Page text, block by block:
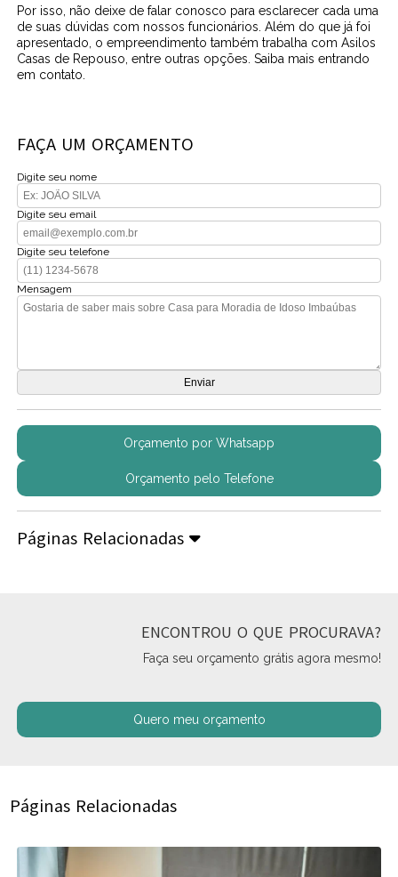
Por isso, não deixe de falar conosco para esclarecer cada uma
de suas dúvidas com nossos funcionários. Além do que já foi
apresentado, o empreendimento também trabalha com Asilos
Casas de Repouso, entre outras opções. Saiba mais entrando
em contato.
FAÇA UM ORÇAMENTO
Digite seu nome
Digite seu email
Digite seu telefone
Mensagem
Orçamento por Whatsapp
Orçamento pelo Telefone
Páginas Relacionadas
ENCONTROU O QUE PROCURAVA?
Faça seu orçamento grátis agora mesmo!
Quero meu orçamento
Páginas Relacionadas